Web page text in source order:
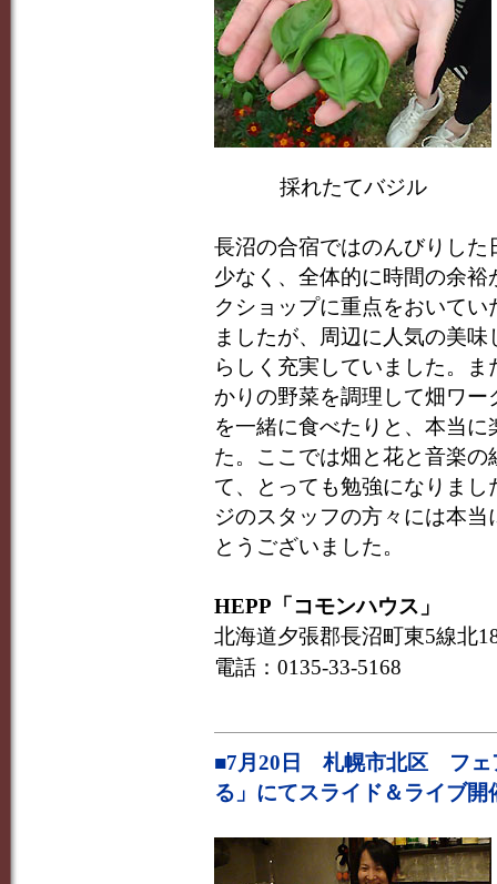
採れたてバジル
長沼の合宿ではのんびりし
少なく、全体的に時間の余
クショップに重点をおいて
ましたが、周辺に人気の美
らしく充実していました。
かりの野菜を調理して畑ワ
を一緒に食べたりと、本当
た。ここでは畑と花と音楽
て、とっても勉強になりま
ジのスタッフの方々には本
とうございました。
HEPP「コモンハウス」
北海道夕張郡長沼町東5線北
電話：0135-33-5168
■7月20日 札幌市北区 フェ
る」にてスライド＆ライブ開